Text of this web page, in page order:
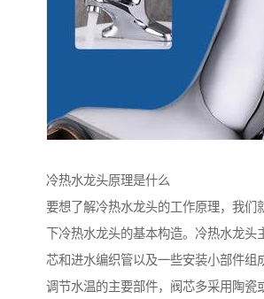
冷热水龙头原理是什么
要想了解冷热水龙头的工作原理，我们
下冷热水龙头的基本构造。冷热水龙头
芯和进水编织管以及一些安装小部件组
调节水温的主要部件，阀芯多采用陶瓷